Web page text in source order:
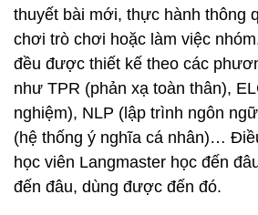
thuyết bài mới, thực hành thông
chơi trò chơi hoặc làm việc
đều được thiết kế theo các
như TPR (phản xạ toàn thân),
nghiệm), NLP (lập trình ngôn
(hệ thống ý nghĩa cá nhân)…
học viên Langmaster học đến
đến đâu, dùng được đến đó.